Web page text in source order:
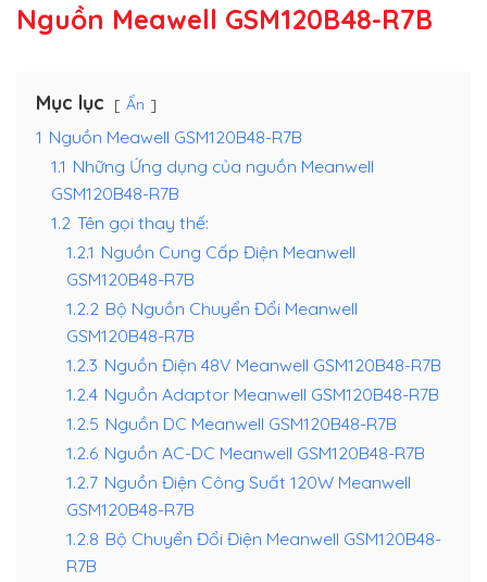
Nguồn Meawell GSM120B48-R7B
Mục lục Ẩn
1 Nguồn Meawell GSM120B48-R7B
1.1 Những Ứng dụng của nguồn Meanwell
GSM120B48-R7B
1.2 Tên gọi thay thế:
1.2.1 Nguồn Cung Cấp Điện Meanwell
GSM120B48-R7B
1.2.2 Bộ Nguồn Chuyển Đổi Meanwell
GSM120B48-R7B
1.2.3 Nguồn Điện 48V Meanwell GSM120B48-R7B
1.2.4 Nguồn Adaptor Meanwell GSM120B48-R7B
1.2.5 Nguồn DC Meanwell GSM120B48-R7B
1.2.6 Nguồn AC-DC Meanwell GSM120B48-R7B
1.2.7 Nguồn Điện Công Suất 120W Meanwell
GSM120B48-R7B
1.2.8 Bộ Chuyển Đổi Điện Meanwell GSM120B48-
R7B